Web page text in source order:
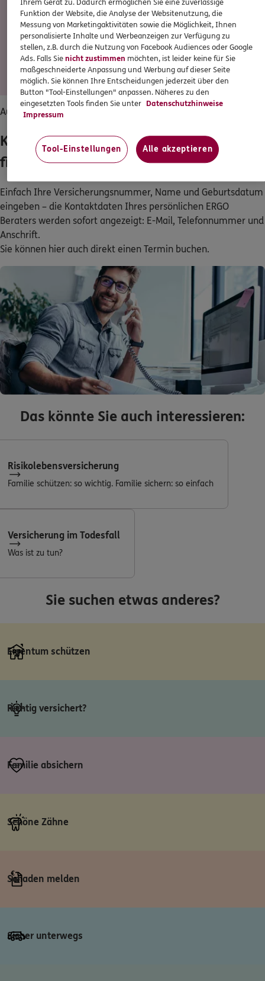
reduzieren.
Sie können IhreZahlungsweise ändern, z. B. von jährlich
auf monatlich.
Sie können den Vertrag ggf.beitragsfrei stellen.
Dadurch reduziert sich die Versicherungsleistung. Diese
muss die vereinbarte Mindestsumme erreichen.
Auf vielen Wegen für Sie erreichbar
Kontaktdaten Ihres ERGO Beraters
finden
Einfach Ihre Versicherungsnummer, Name und Geburtsdatum
eingeben – die Kontaktdaten Ihres persönlichen ERGO
Beraters werden sofort angezeigt: E-Mail, Telefonnummer und
Anschrift.
Sie können hier auch direkt einen Termin buchen.
Das könnte Sie auch interessieren:
Risikolebensversicherung
Familie schützen: so wichtig. Familie sichern: so einfach
Versicherung im Todesfall
Was ist zu tun?
Sie suchen etwas anderes?
Eigentum schützen
Richtig versichert?
Familie absichern
Schöne Zähne
Schaden melden
Sicher unterwegs
Ihrem Gerät zu. Dadurch ermöglichen Sie eine zuverlässige
Funktion der Website, die Analyse der Websitenutzung, die
Messung von Marketingaktivitäten sowie die Möglichkeit, Ihnen
personalisierte Inhalte und Werbeanzeigen zur Verfügung zu
stellen, z.B. durch die Nutzung von Facebook Audiences oder Google
Ads. Falls Sienicht zustimmen möchten, ist leider keine für Sie
maßgeschneiderte Anpassung und Werbung auf dieser Seite
möglich. Sie können Ihre Entscheidungen jederzeit über den
Button "Tool-Einstellungen" anpassen. Näheres zu den
eingesetzten Tools finden Sie unter Datenschutzhinweise
Impressum
Tool-Einstellungen Alle akzeptieren